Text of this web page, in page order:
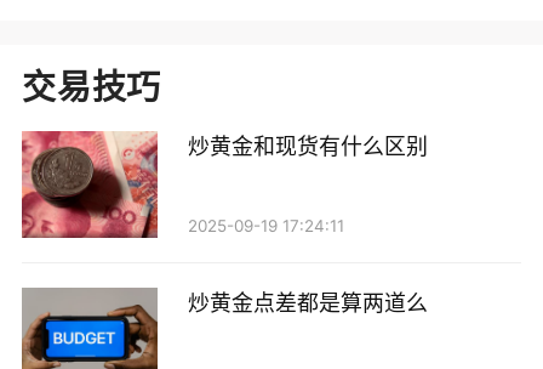
交易技巧
炒黄金和现货有什么区别
2025-09-19 17:24:11
炒黄金点差都是算两道么